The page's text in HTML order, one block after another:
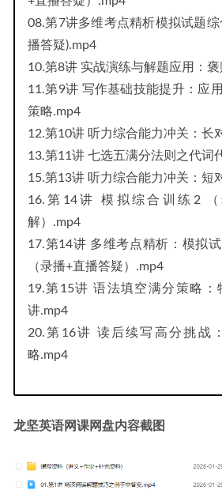
08.第7讲多维考点精析模拟试题综
播答疑).mp4
10.第8讲 实战演练与解题应用：
11.第9讲 写作基础技能提升：应
策略.mp4
12.第10讲 听力综合能力冲关：长
13.第11讲 七选五满分法则之代词
15.第13讲 听力综合能力冲关：短
16.第14讲 模拟综合训练2
解）.mp4
17.第14讲 多维考点精析：模拟试
（录播+直播答疑）.mp4
19.第15讲 语法填空满分策略：
讲.mp4
20.第16讲 读后续写高分挑战
略.mp4
龙坚英语网课网盘内容截图